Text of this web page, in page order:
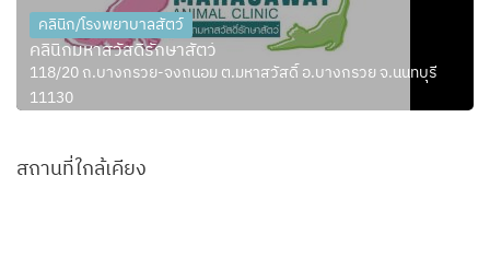
คลินิก/โรงพยาบาลสัตว์
คลินิกมหาสวัสดิ์รักษาสัตว์
118/20 ถ.บางกรวย-จงถนอม ต.มหาสวัสดิ์ อ.บางกรวย จ.นนทบุรี
11130
สถานที่ใกล้เคียง